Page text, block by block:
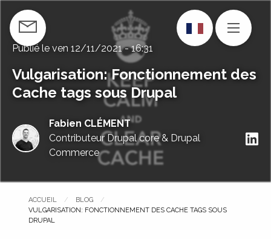
au
contenu
principal
CONTACTEZ-NOUS
MENU
Publié le ven 12/11/2021 - 16:31
Vulgarisation: Fonctionnement des
Cache tags sous Drupal
Fabien CLÉMENT
Contributeur Drupal core & Drupal
Commerce
ACCUEIL
BLOG
PAGE COURANTE :
VULGARISATION: FONCTIONNEMENT DES CACHE TAGS SOUS
DRUPAL